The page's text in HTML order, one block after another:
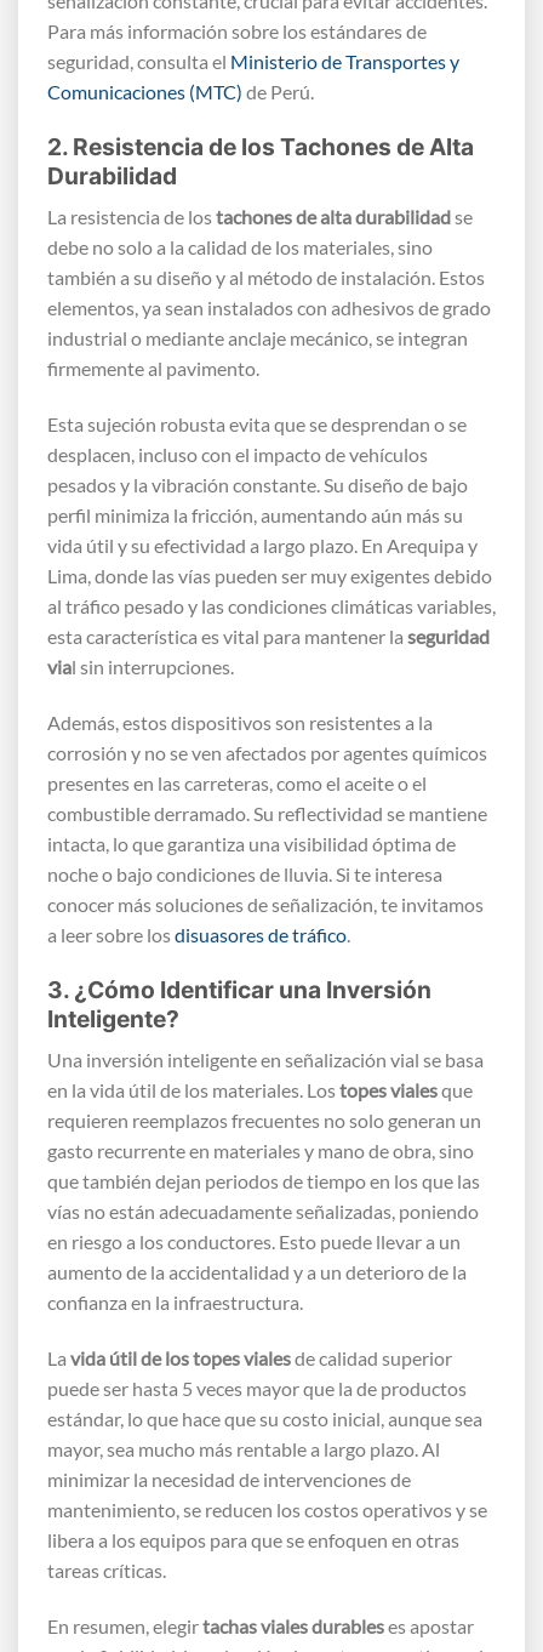
Para más información sobre los estándares de
seguridad, consulta el Ministerio de Transportes y
Comunicaciones (MTC) de Perú.
2. Resistencia de los Tachones de Alta
Durabilidad
La resistencia de lostachones de alta durabilidadse
debe no solo a la calidad de los materiales, sino
también a su diseño y al método de instalación. Estos
elementos, ya sean instalados con adhesivos de grado
industrial o mediante anclaje mecánico, se integran
firmemente al pavimento.
Esta sujeción robusta evita que se desprendan o se
desplacen, incluso con el impacto de vehículos
pesados y la vibración constante. Su diseño de bajo
perfil minimiza la fricción, aumentando aún más su
vida útil y su efectividad a largo plazo. En Arequipa y
Lima, donde las vías pueden ser muy exigentes debido
al tráfico pesado y las condiciones climáticas variables,
esta característica es vital para mantener la seguridad
vial sin interrupciones.
Además, estos dispositivos son resistentes a la
corrosión y no se ven afectados por agentes químicos
presentes en las carreteras, como el aceite o el
combustible derramado. Su reflectividad se mantiene
intacta, lo que garantiza una visibilidad óptima de
noche o bajo condiciones de lluvia. Si te interesa
conocer más soluciones de señalización, te invitamos
a leer sobre losdisuasores de tráfico.
3. ¿Cómo Identificar una Inversión
Inteligente?
Una inversión inteligente en señalización vial se basa
en la vida útil de los materiales. Lostopes vialesque
requieren reemplazos frecuentes no solo generan un
gasto recurrente en materiales y mano de obra, sino
que también dejan periodos de tiempo en los que las
vías no están adecuadamente señalizadas, poniendo
en riesgo a los conductores. Esto puede llevar a un
aumento de la accidentalidad y a un deterioro de la
confianza en la infraestructura.
La vida útil de los topes vialesde calidad superior
puede ser hasta 5 veces mayor que la de productos
estándar, lo que hace que su costo inicial, aunque sea
mayor, sea mucho más rentable a largo plazo. Al
minimizar la necesidad de intervenciones de
mantenimiento, se reducen los costos operativos y se
libera a los equipos para que se enfoquen en otras
tareas críticas.
En resumen, elegirtachas viales durableses apostar